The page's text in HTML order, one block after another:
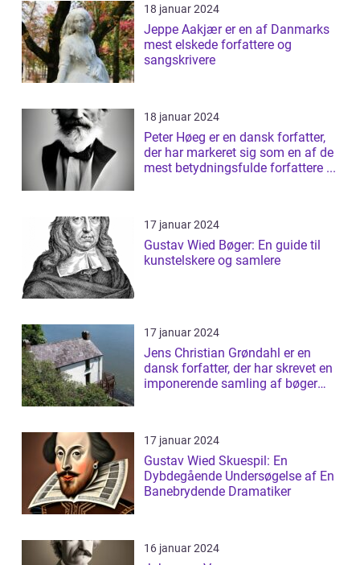
18 januar 2024
Jeppe Aakjær er en af Danmarks
mest elskede forfattere og
sangskrivere
18 januar 2024
Peter Høeg er en dansk forfatter,
der har markeret sig som en af de
mest betydningsfulde forfattere ...
17 januar 2024
Gustav Wied Bøger: En guide til
kunstelskere og samlere
17 januar 2024
Jens Christian Grøndahl er en
dansk forfatter, der har skrevet en
imponerende samling af bøger
17 januar 2024
Gustav Wied Skuespil: En
Dybdegående Undersøgelse af En
Banebrydende Dramatiker
16 januar 2024